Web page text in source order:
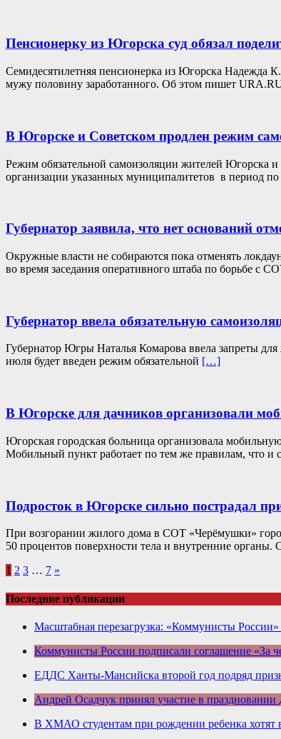
Пенсионерку из Югорска суд обязал
Семидесятилетняя пенсионерка из Югорска Надежда
мужу половину заработанного. Об этом пишет
В Югорске и Советском продлен режим
Режим обязательной самоизоляции жителей Югорска
организации указанных муниципалитетов в период
Губернатор заявила, что нет оснований
Окружные власти не собираются пока отменять
во время заседания оперативного штаба по борьбе с
Губернатор ввела обязательную
Губернатор Югры Наталья Комарова ввела запреты
июля будет введен режим обязательной […]
В Югорске для дачников организовали
Югорская городская больница организовала
Мобильный пункт работает по тем же правилам, что и
Подросток в Югорске сильно пострадал
При возгорании жилого дома в CОТ «Черёмушки»
50 процентов поверхности тела и внутренние органы.
1 2 3 … 7 »
Последние публикации
Масштабная перезагрузка: «Коммунисты
Коммунисты России подписали соглашение «За
ЕДДС Ханты-Мансийска второй год подряд
Андрей Осадчук принял участие в
В ХМАО студентам при рождении ребенка хотят